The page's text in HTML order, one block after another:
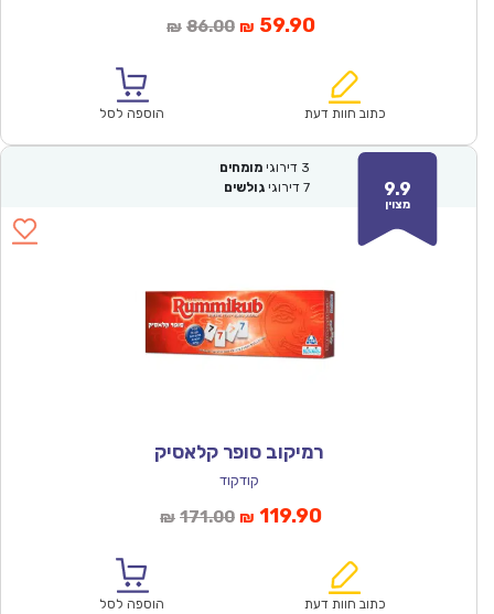
₪ 86.00המחיר
₪86.00.
₪ 59.90המחיר
הוא:
כתוב חוות דעת הוספה לסל
9.9
מצוין
3 דירוגי מומחים
7 דירוגי גולשים
רמיקוב סופר קלאסיק
קודקוד
₪ 171.00המחיר
₪171.00.
₪ 119.90המחיר
הוא:
כתוב חוות דעת הוספה לסל